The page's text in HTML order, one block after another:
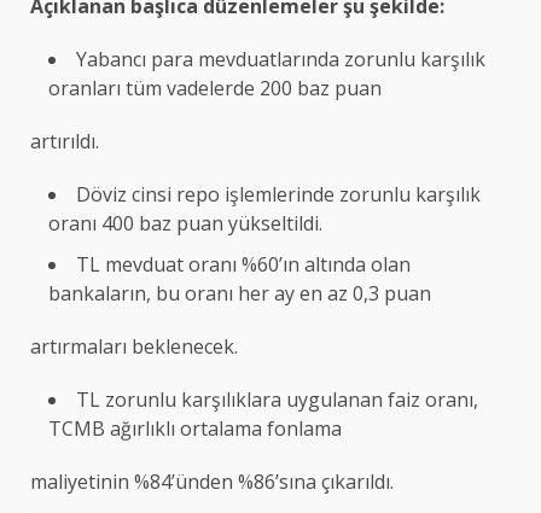
Açıklanan başlıca düzenlemeler şu şekilde:
Yabancı para mevduatlarında zorunlu karşılık
oranları tüm vadelerde 200 baz puan
artırıldı.
Döviz cinsi repo işlemlerinde zorunlu karşılık
oranı 400 baz puan yükseltildi.
TL mevduat oranı %60’ın altında olan
bankaların, bu oranı her ay en az 0,3 puan
artırmaları beklenecek.
TL zorunlu karşılıklara uygulanan faiz oranı,
TCMB ağırlıklı ortalama fonlama
maliyetinin %84’ünden %86’sına çıkarıldı.